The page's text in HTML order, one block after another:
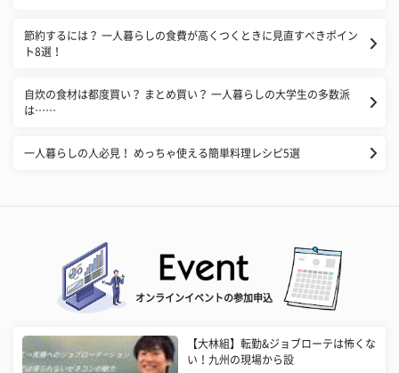
節約するには？ 一人暮らしの食費が高くつくときに見直すべきポイン
ト8選！
自炊の食材は都度買い？ まとめ買い？ 一人暮らしの大学生の多数派
は……
一人暮らしの人必見！ めっちゃ使える簡単料理レシピ5選
オンラインイベントの参加申込
【大林組】転勤&ジョブローテは怖くな
い！九州の現場から設